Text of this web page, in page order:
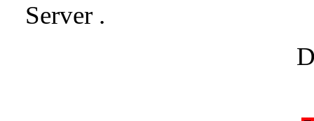
Server .